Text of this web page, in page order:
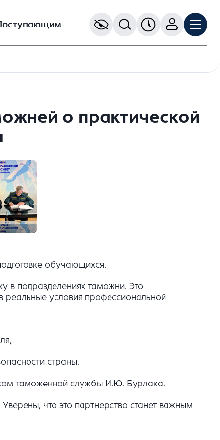
о практической
обучающихся.
в подразделениях таможни. Это
реальные условия профессиональной
страны.
таможенной службы И.Ю. Бурлака.
что это партнерство станет важным